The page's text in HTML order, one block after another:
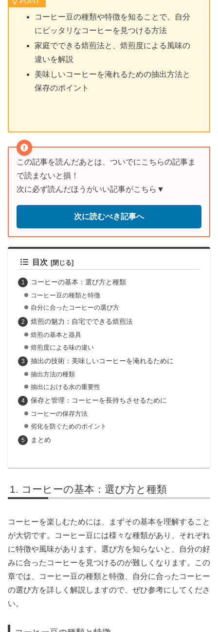
コーヒー豆の種類や特徴を知ることで、自分
にピッタリなコーヒーを見つける方法
家庭でできる焙煎法と、焙煎度による風味の
違いを解説
美味しいコーヒーを淹れるための抽出方法と
保存のポイント
この記事を読んだあとは、ついでにこちらの記事ま
で読まないと損！
次に必ず読んだほうがいい記事がこちら▼
次に読むべき記事へ
目次
コーヒーの基本：選び方と種類
コーヒー豆の種類と特徴
自分に合ったコーヒーの選び方
焙煎の魅力：自宅でできる焙煎法
焙煎の基本と器具
焙煎度による味の違い
抽出の技術：美味しいコーヒーを淹れるために
抽出方法の種類
抽出における水の重要性
保存と管理：コーヒーを長持ちさせるために
コーヒーの保存方法
劣化を防ぐためのポイント
まとめ
コーヒーの基本：選び方と種類
コーヒーを楽しむためには、まずその基本を理解すること
が大切です。コーヒー豆には様々な種類があり、それぞれ
に特徴や風味があります。選び方を知らないと、自分の好
みに合ったコーヒーを見つけるのが難しくなります。この
章では、コーヒー豆の種類と特徴、自分に合ったコーヒー
の選び方を詳しく解説しますので、ぜひ参考にしてくださ
い。